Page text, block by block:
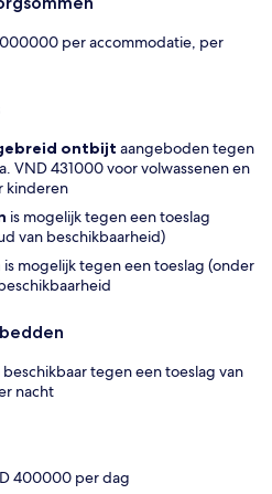
per accommodatie, per
ontbijt aangeboden tegen
VND 431000 voor volwassenen en
kinderen
is mogelijk tegen een toeslag
van beschikbaarheid)
is mogelijk tegen een toeslag (onder
tegen een toeslag van
nacht
400000 per dag